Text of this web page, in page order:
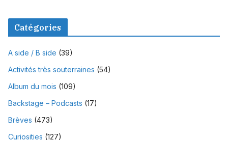
Catégories
A side / B side (39)
Activités très souterraines (54)
Album du mois (109)
Backstage – Podcasts (17)
Brèves (473)
Curiosities (127)